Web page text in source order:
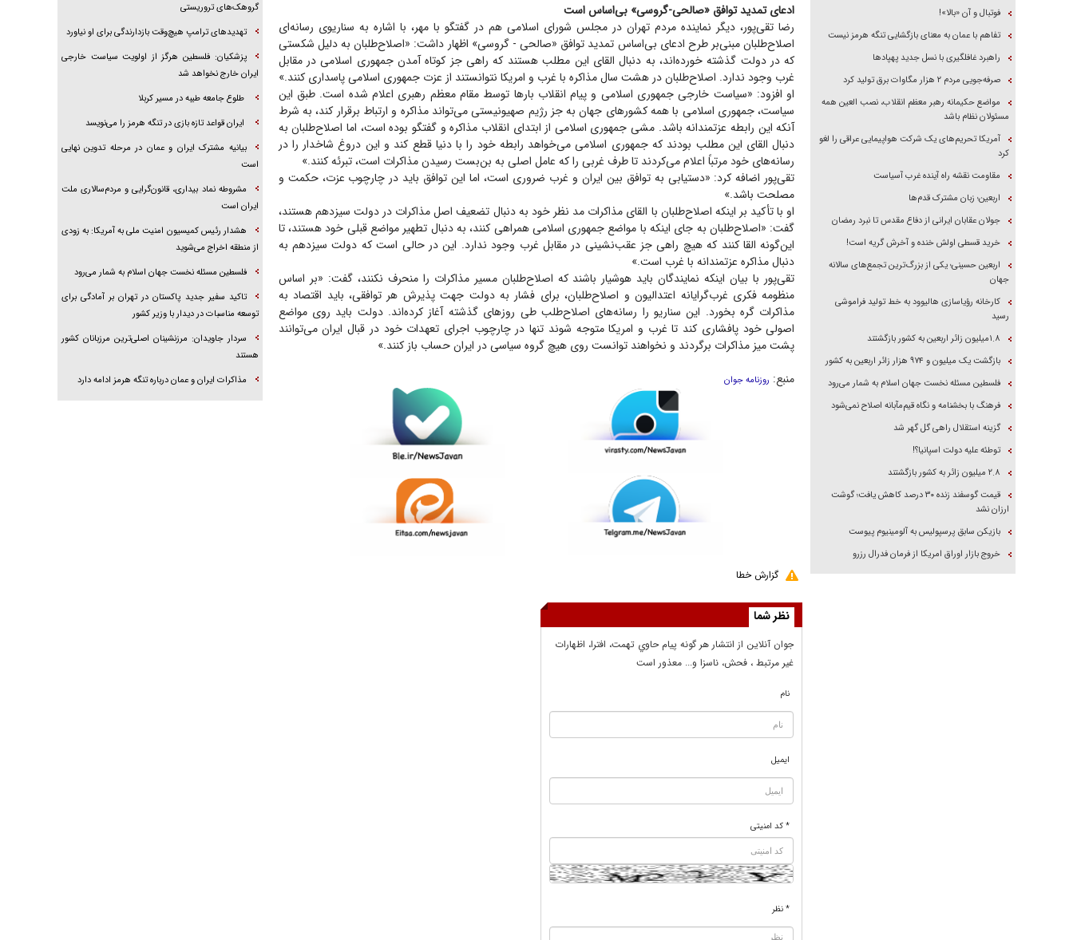
ادعای تمدید توافق «صالحی-گروسی» بی‌اساس است
رضا تقی‌پور، دیگر نماینده مردم تهران در مجلس شورای اسلامی هم در گفتگو با مهر، با اشاره به سناریوی رسانه‌ای
اصلاح‌طلبان مبنی‌بر طرح ادعای بی‌اساس تمدید توافق «صالحی - گروسی» اظهار داشت: «اصلاح‌طلبان به دلیل شکستی
که در دولت گذشته خورده‌اند، به دنبال القای این مطلب هستند که راهی جز کوتاه آمدن جمهوری اسلامی در مقابل
غرب وجود ندارد. اصلاح‌طلبان در هشت سال مذاکره با غرب و امریکا نتوانستند از عزت جمهوری اسلامی پاسداری کنند.»
او افزود: «سیاست خارجی جمهوری اسلامی و پیام انقلاب بار‌ها توسط مقام معظم رهبری اعلام شده است. طبق این
سیاست، جمهوری اسلامی با همه کشور‌های جهان به جز رژیم صهیونیستی می‌تواند مذاکره و ارتباط برقرار کند، به شرط
آنکه این رابطه عزتمندانه باشد. مشی جمهوری اسلامی از ابتدای انقلاب مذاکره و گفتگو بوده است، اما اصلاح‌طلبان به
دنبال القای این مطلب بودند که جمهوری اسلامی می‌خواهد رابطه خود را با دنیا قطع کند و این دروغ شاخدار را در
رسانه‌های خود مرتباً اعلام می‌کردند تا طرف غربی را که عامل اصلی به بن‌بست رسیدن مذاکرات است، تبرئه کنند.»
تقی‌پور اضافه کرد: «دستیابی به توافق بین ایران و غرب ضروری است، اما این توافق باید در چارچوب عزت، حکمت و
مصلحت باشد.»
او با تأکید بر اینکه اصلاح‌طلبان با القای مذاکرات مد نظر خود به دنبال تضعیف اصل مذاکرات در دولت سیزدهم هستند،
گفت: «اصلاح‌طلبان به جای اینکه با مواضع جمهوری اسلامی همراهی کنند، به دنبال تطهیر مواضع قبلی خود هستند، تا
این‌گونه القا کنند که هیچ راهی جز عقب‌نشینی در مقابل غرب وجود ندارد. این در حالی است که دولت سیزدهم به
دنبال مذاکره عزتمندانه با غرب است.»
تقی‌پور با بیان اینکه نمایندگان باید هوشیار باشند که اصلاح‌طلبان مسیر مذاکرات را منحرف نکنند، گفت: «بر اساس
منظومه فکری غرب‌گرایانه اعتدالیون و اصلاح‌طلبان، برای فشار به دولت جهت پذیرش هر توافقی، باید اقتصاد به
مذاکرات گره بخورد. این سناریو را رسانه‌های اصلاح‌طلب طی روز‌های گذشته آغاز کرده‌اند. دولت باید روی مواضع
اصولی خود پافشاری کند تا غرب و امریکا متوجه شوند تنها در چارچوب اجرای تعهدات خود در قبال ایران می‌توانند
پشت میز مذاکرات برگردند و نخواهند توانست روی هیچ گروه سیاسی در ایران حساب باز کنند.»
منبع: روزنامه جوان
گزارش خطا
نظر شما
جوان آنلاين از انتشار هر گونه پيام حاوي تهمت، افترا، اظهارات
غير مرتبط ، فحش، ناسزا و... معذور است
نام
ایمیل
* کد امنیتی
* نظر
فوتبال و آن «بالا»!
تفاهم با عمان به معنای بازگشایی تنگه هرمز نیست
راهبرد غافلگیری با نسل جدید پهپاد‌ها
صرفه‌جویی مردم ۲ هزار مگاوات برق تولید کرد
مواضع حکیمانه رهبر معظم انقلاب، نصب العین همه
مسئولان نظام باشد
آمریکا تحریم‌های یک شرکت هواپیمایی عراقی را لغو
کرد
مقاومت نقشه راه آینده غرب آسیاست
اربعین؛ زبان مشترک قدم‌ها
جولان عقابان ایرانی از دفاع مقدس تا نبرد رمضان
خرید قسطی اولش خنده و آخرش گریه است!
اربعین حسینی؛ یکی از بزرگ‌ترین تجمع‌های سالانه
جهان
کارخانه رؤیاسازی هالیوود به خط تولید فراموشی
رسید
۱.۸میلیون زائر اربعین به کشور بازگشتند
بازگشت یک میلیون و ۹۷۴ هزار زائر اربعین به کشور
فلسطین مسئله نخست جهان اسلام به شمار می‌رود
فرهنگ با بخشنامه و نگاه قیم‌مآبانه اصلاح نمی‌شود
گزینه استقلال راهی گل گهر شد
توطئه علیه دولت اسپانیا؟!
۲.۸ میلیون زائر به کشور بازگشتند
قیمت گوسفند زنده ۳۰ درصد کاهش یافت؛ گوشت
ارزان نشد
بازیکن سابق پرسپولیس به آلومینیوم پیوست
خروج بازار اوراق امریکا از فرمان فدرال رزرو
گروهک‌های تروریستی
تهدید‌های ترامپ هیچ‌وقت بازدارندگی برای او نیاورد
پزشکیان: فلسطین هرگز از اولویت سیاست خارجی
ایران خارج نخواهد شد
طلوع جامعه طیبه در مسیر کربلا
ایران قواعد تازه بازی در تنگه هرمز را می‌نویسد
بیانیه مشترک ایران و عمان در مرحله تدوین نهایی
است
مشروطه نماد بیداری، قانون‌گرایی و مردم‌سالاری ملت
ایران است
هشدار رئیس کمیسیون امنیت ملی به آمریکا: به زودی
از منطقه اخراج می‌شوید
فلسطین مسئله نخست جهان اسلام به شمار می‌رود
تاکید سفیر جدید پاکستان در تهران بر آمادگی برای
توسعه مناسبات در دیدار با وزیر کشور
سردار جاویدان: مرزنشینان اصلی‌ترین مرزبانان کشور
هستند
مذاکرات ایران و عمان درباره تنگه هرمز ادامه دارد